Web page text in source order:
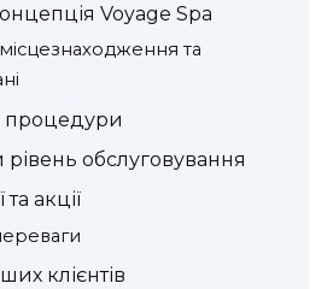
Voyage Spa
та
процедури
обслуговування
акції
клієнтів